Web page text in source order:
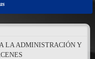
LA ADMINISTRACIÓN Y